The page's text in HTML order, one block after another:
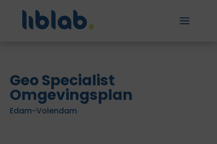
Geo Specialist
Omgevingsplan
Edam-Volendam